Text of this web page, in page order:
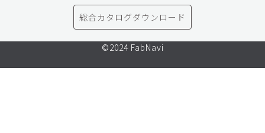
総合カタログダウンロード
©2024 FabNavi